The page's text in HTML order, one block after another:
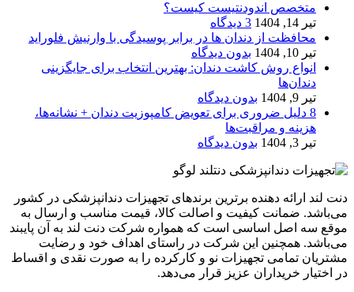
متخصص اندودنتیست کیست؟
تیر 14, 1404
3 دیدگاه
محافظت از دندان‌ ها در برابر پوسیدگی با وارنیش فلوراید
تیر 10, 1404
بدون دیدگاه
انواع روش کاشت دندان: بهترین انتخاب برای جایگزینی
دندان‌ها
تیر 9, 1404
بدون دیدگاه
8 دلیل ضروری برای تعویض کامپوزیت دندان + نشانه‌ها،
هزینه و مراقبت‌ها
تیر 3, 1404
بدون دیدگاه
دنت لند ارائه دهنده برترین برندهای تجهیزات دندانپزشکی در کشور
می‌باشد. ضمانت کیفیت و اصالت کالا، قیمت مناسب و ارسال به
موقع سه اصل اساسی است که همواره شرکت دنت لند به آن پایبند
می‌باشد. همچنین این شرکت در راستای اهداف خود و رضایت
مشتریان تمامی تجهیزات نو و کارکرده را به صورت نقدی و اقساط
در اختیار خریداران عزیز قرار می‌دهد.